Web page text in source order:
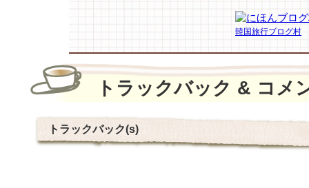
韓国旅行ブログ村
トラックバック & コメ
トラックバック(s)